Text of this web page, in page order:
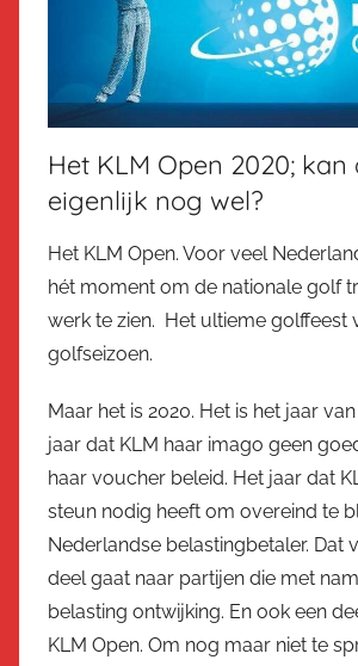
Het KLM Open 2020; kan
eigenlijk nog wel?
Het KLM Open. Voor veel
hét moment om de nationale golf
werk te zien. Het ultieme golffeest
golfseizoen.
Maar het is 2020. Het is het jaar
jaar dat KLM haar imago geen
haar voucher beleid. Het jaar dat
steun nodig heeft om overeind te
Nederlandse belastingbetaler. Dat
deel gaat naar partijen die met
belasting ontwijking. En ook een
KLM Open. Om nog maar niet te